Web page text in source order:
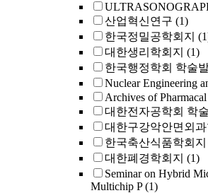
산업혁신연구 (1)
한국정밀공학회지
대한생리학회지 (1)
한국행정학회 학술
Nuclear Engineering
Archives of Pharmacal
대한전자공학회 학
대한구강악안면외과
한국축산식품학회지
대한폐경학회지 (1)
Seminar on Hybrid
Multichip P (1)